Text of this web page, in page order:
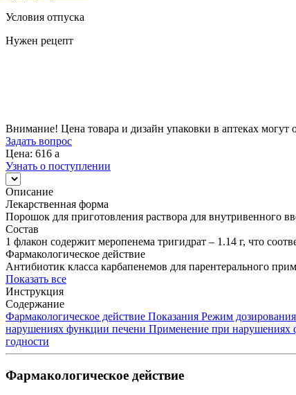
Условия отпуска
Нужен рецепт
Внимание! Цена товара и дизайн упаковки в аптеках могут
Задать вопрос
Цена: 616 a
Узнать о поступлении
Описание
Лекарственная форма
Порошок для приготовления раствора для внутривенного
Состав
1 флакон содержит меропенема тригидрат ‒ 1.14 г, что
Фармакологическое действие
Антибиотик класса карбапенемов для парентерального
Показать все
Инструкция
Содержание
Фармакологическое действие Показания Режим дозирования
нарушениях функции печени Применение при нарушениях
годности
Фармакологическое действие